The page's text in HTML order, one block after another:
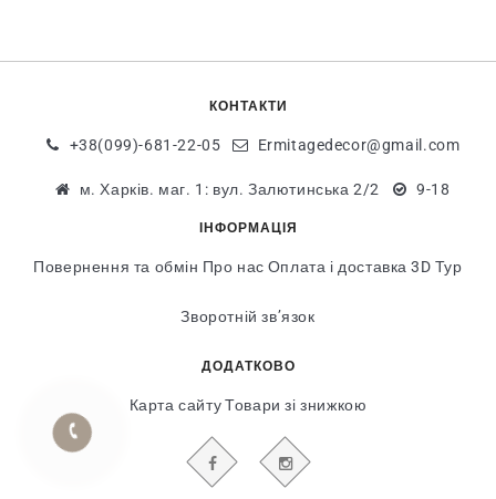
КОНТАКТИ
+38(099)-681-22-05 Ermitagedecor@gmail.com
м. Харків. маг. 1: вул. Залютинська 2/2 9-18
ІНФОРМАЦІЯ
Повернення та обмін Про нас Оплата і доставка 3D Тур
Зворотній зв’язок
ДОДАТКОВО
Карта сайту Товари зі знижкою